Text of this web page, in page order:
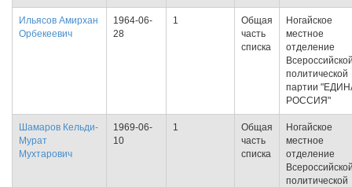
Ильясов Амирхан
Орбекеевич
1964-06-
28
1
Общая
часть
списка
Ногайское
местное
отделение
политической
партии
РОССИЯ"
Шамаров Кельди-
Мурат
Мухтарович
1969-06-
10
1
Общая
часть
списка
Ногайское
местное
отделение
политической